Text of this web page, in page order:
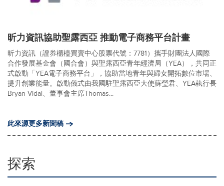
昕力資訊協助聖露西亞 推動電子商務平台計畫
昕力資訊（證券櫃檯買賣中心股票代號：7781）攜手財團法人國際
合作發展基金會（國合會）與聖露西亞青年經濟局（YEA），共同正
式啟動「YEA電子商務平台」，協助當地青年與婦女開拓數位市場、
提升創業能量。啟動儀式由我國駐聖露西亞大使蘇瑩君、YEA執行長
Bryan Vidal、董事會主席Thomas...
此來源更多新聞稿
探索